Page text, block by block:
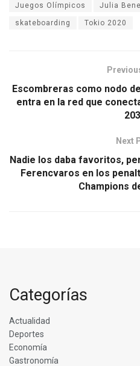
Juegos Olímpicos Julia
skateboarding Tokio 2020
Escombreras como nodo
entra en la red que
Next
Nadie los daba favoritos,
Ferencvaros en los
Champions
Categorías
Actualidad
Deportes
Economía
Gastronomía